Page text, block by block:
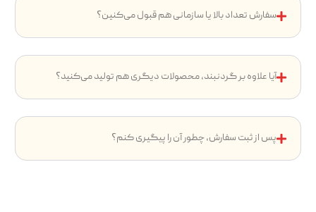
سفارش تعداد بالا یا سازمانی هم قبول می‌کنین؟
آیا علاوه بر گردنبند، محصولات دیگری هم تولید می‌کنید؟
پس از ثبت سفارش، چطور آن را پیگیری کنم؟